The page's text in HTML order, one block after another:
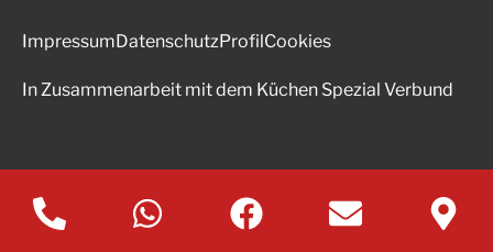
ImpressumDatenschutzProfilCookies
In Zusammenarbeit mit dem Küchen Spezial Verbund